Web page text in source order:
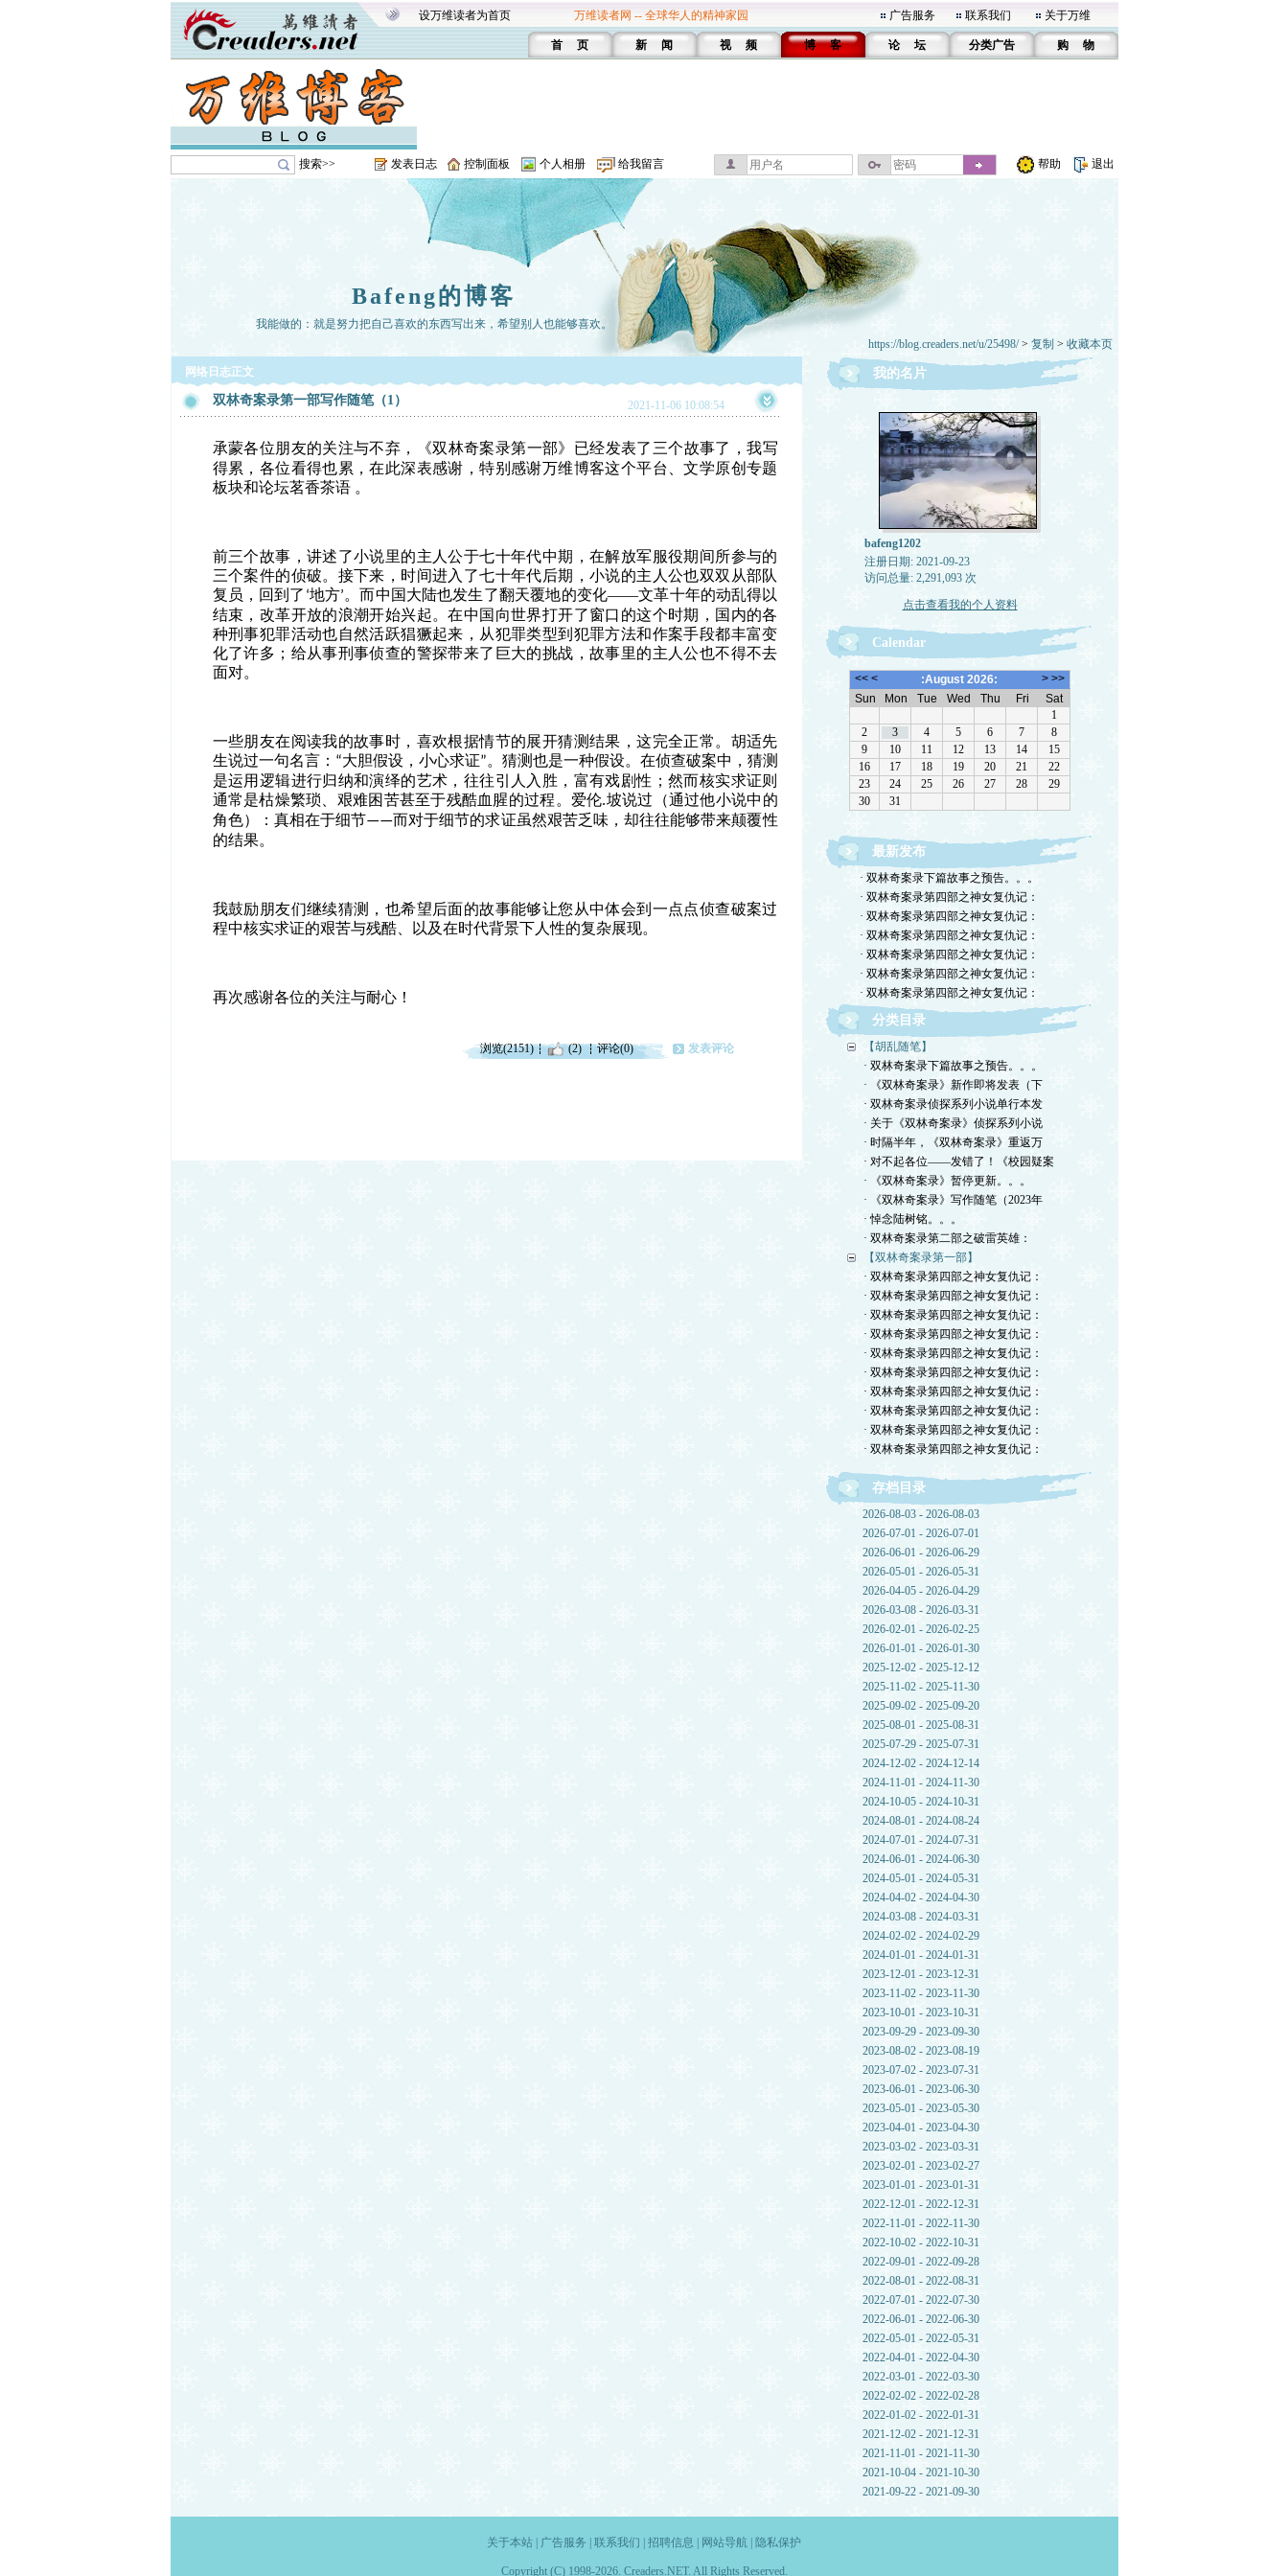
设万维读者为首页 万维读者网 -- 全球华人的精神家园 广告服务 联系我们 关于万维
首 页 新 闻 视 频 博 客 论 坛 分类广告 购 物
搜索>> 发表日志 控制面板 个人相册 给我留言 帮助 退出
Bafeng的博客
我能做的：就是努力把自己喜欢的东西写出来，希望别人也能够喜欢。
https://blog.creaders.net/u/25498/> 复制 > 收藏本页
网络日志正文
双林奇案录第一部写作随笔（1） 2021-11-06 10:08:54
承蒙各位朋友的关注与不弃， 《双林奇案录第一部》 已经发表了三个故事了，我写
得累，各位看得也累，在此深表感谢，特别感谢万维博客这个平台、文学原创专题
板块和论坛茗香茶语 。
前三个故事，讲述了小说里的主人公于七十年代中期，在解放军服役期间所参与的
三个案件的侦破。接下来，时间进入了七十年代后期，小说的主人公也双双从部队
复员，回到了 ‘地方’。而中国大陆也发生了翻天覆地的变化——文革十年的动乱得以
结束，改革开放的浪潮开始兴起。在中国向世界打开了窗口的这个时期，国内的各
种刑事犯罪活动也自然活跃猖獗起来，从犯罪类型到犯罪方法和作案手段都丰富变
化了许多；给从事刑事侦查的警探带来了巨大的挑战，故事里的主人公也不得不去
面对。
一些朋友在阅读我的故事时，喜欢根据情节的展开猜测结果，这完全正常。胡适先
生说过一句名言： “大胆假设，小心求证”。猜测也是一种假设。在侦查破案中，猜测
是运用逻辑进行归纳和演绎的艺术，往往引人入胜，富有戏剧性；然而核实求证则
通常是枯燥繁琐、艰难困苦甚至于残酷血腥的过程。爱伦.坡说过（通过他小说中的
角色）：真相在于细节——而对于细节的求证虽然艰苦乏味，却往往能够带来颠覆性
的结果。
我鼓励朋友们继续猜测，也希望后面的故事能够让您从中体会到一点点侦查破案过
程中核实求证的艰苦与残酷、以及在时代背景下人性的复杂展现。
再次感谢各位的关注与耐心！
浏览(2151) (2) 评论(0) 发表评论
我的名片
bafeng1202
注册日期: 2021-09-23
访问总量: 2,291,093 次
点击查看我的个人资料
Calendar
最新发布
· 双林奇案录下篇故事之预告。。。
· 双林奇案录第四部之神女复仇记：
· 双林奇案录第四部之神女复仇记：
· 双林奇案录第四部之神女复仇记：
· 双林奇案录第四部之神女复仇记：
· 双林奇案录第四部之神女复仇记：
· 双林奇案录第四部之神女复仇记：
分类目录
【胡乱随笔】
· 双林奇案录下篇故事之预告。。。
· 《双林奇案录》新作即将发表（下
· 双林奇案录侦探系列小说单行本发
· 关于《双林奇案录》侦探系列小说
· 时隔半年，《双林奇案录》重返万
· 对不起各位——发错了！《校园疑案
· 《双林奇案录》暂停更新。。。
· 《双林奇案录》写作随笔（2023年
· 悼念陆树铭。。。
· 双林奇案录第二部之破雷英雄：
【双林奇案录第一部】
· 双林奇案录第四部之神女复仇记：
· 双林奇案录第四部之神女复仇记：
· 双林奇案录第四部之神女复仇记：
· 双林奇案录第四部之神女复仇记：
· 双林奇案录第四部之神女复仇记：
· 双林奇案录第四部之神女复仇记：
· 双林奇案录第四部之神女复仇记：
· 双林奇案录第四部之神女复仇记：
· 双林奇案录第四部之神女复仇记：
· 双林奇案录第四部之神女复仇记：
存档目录
2026-08-03 - 2026-08-03
2026-07-01 - 2026-07-01
2026-06-01 - 2026-06-29
2026-05-01 - 2026-05-31
2026-04-05 - 2026-04-29
2026-03-08 - 2026-03-31
2026-02-01 - 2026-02-25
2026-01-01 - 2026-01-30
2025-12-02 - 2025-12-12
2025-11-02 - 2025-11-30
2025-09-02 - 2025-09-20
2025-08-01 - 2025-08-31
2025-07-29 - 2025-07-31
2024-12-02 - 2024-12-14
2024-11-01 - 2024-11-30
2024-10-05 - 2024-10-31
2024-08-01 - 2024-08-24
2024-07-01 - 2024-07-31
2024-06-01 - 2024-06-30
2024-05-01 - 2024-05-31
2024-04-02 - 2024-04-30
2024-03-08 - 2024-03-31
2024-02-02 - 2024-02-29
2024-01-01 - 2024-01-31
2023-12-01 - 2023-12-31
2023-11-02 - 2023-11-30
2023-10-01 - 2023-10-31
2023-09-29 - 2023-09-30
2023-08-02 - 2023-08-19
2023-07-02 - 2023-07-31
2023-06-01 - 2023-06-30
2023-05-01 - 2023-05-30
2023-04-01 - 2023-04-30
2023-03-02 - 2023-03-31
2023-02-01 - 2023-02-27
2023-01-01 - 2023-01-31
2022-12-01 - 2022-12-31
2022-11-01 - 2022-11-30
2022-10-02 - 2022-10-31
2022-09-01 - 2022-09-28
2022-08-01 - 2022-08-31
2022-07-01 - 2022-07-30
2022-06-01 - 2022-06-30
2022-05-01 - 2022-05-31
2022-04-01 - 2022-04-30
2022-03-01 - 2022-03-30
2022-02-02 - 2022-02-28
2022-01-02 - 2022-01-31
2021-12-02 - 2021-12-31
2021-11-01 - 2021-11-30
2021-10-04 - 2021-10-30
2021-09-22 - 2021-09-30
关于本站 广告服务 联系我们 招聘信息 网站导航 隐私保护
Copyright (C) 1998-2026. Creaders.NET. All Rights Reserved.